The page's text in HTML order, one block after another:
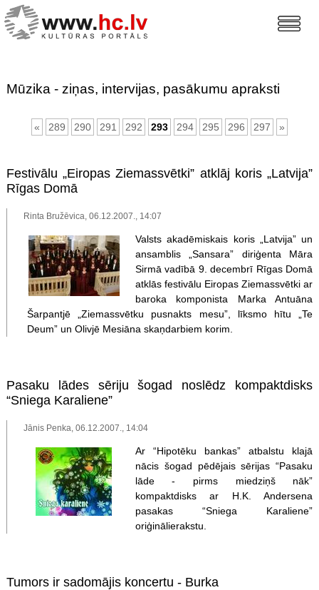
Mūzika - ziņas, intervijas, pasākumu apraksti
« 289 290 291 292 293 294 295 296 297 »
Festivālu „Eiropas Ziemassvētki” atklāj koris „Latvija”
Rīgas Domā
Rinta Bružēvica, 06.12.2007., 14:07
Valsts akadēmiskais koris „Latvija” un
ansamblis „Sansara” diriģenta Māra
Sirmā vadībā 9. decembrī Rīgas Domā
atklās festivālu Eiropas Ziemassvētki ar
baroka komponista Marka Antuāna
Šarpantjē „Ziemassvētku pusnakts mesu”, līksmo hītu „Te
Deum” un Olivjē Mesiāna skaņdarbiem korim.
Pasaku lādes sēriju šogad noslēdz kompaktdisks
“Sniega Karaliene”
Jānis Penka, 06.12.2007., 14:04
Ar “Hipotēku bankas” atbalstu klajā
nācis šogad pēdējais sērijas “Pasaku
lāde - pirms miedziņš nāk”
kompaktdisks ar H.K. Andersena
pasakas “Sniega Karaliene”
oriģinālierakstu.
Tumors ir sadomājis koncertu - Burka